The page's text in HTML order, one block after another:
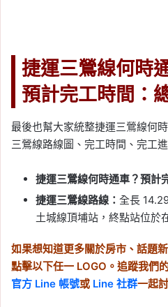
捷運三鶯線何時
預計完工時間：
最後也幫大家統整捷運三鶯線何
三鶯線路線圖、完工時間、完工
捷運三鶯線何時通車？預計
捷運三鶯線路線： 全長
土城線頂埔站，終點站位於
如果想知道更多關於房市、話題
點擊以下任一 LOGO。追蹤我們
官方 Line 帳號或 Line 社群一起